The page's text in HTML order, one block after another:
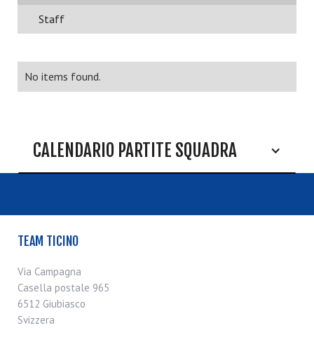
Staff
No items found.
CALENDARIO PARTITE SQUADRA
TEAM TICINO
Via Campagna
Casella postale 965
6512 Giubiasco
Svizzera